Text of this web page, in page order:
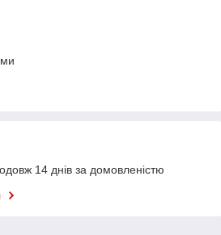
14 днів за домовленістю